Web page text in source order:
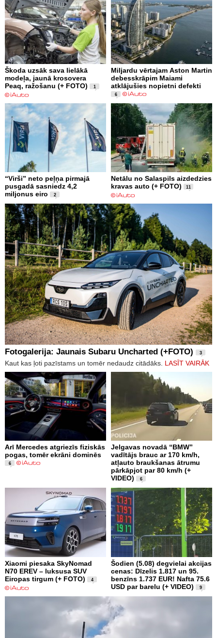
Škoda uzsāk sava lielākā
modeļa, jaunā krosovera
Peaq, ražošanu (+ FOTO)
1
Miljardu vērtajam Aston Martin
debesskrāpim Maiami
atklājušies nopietni defekti
6
“Virši” neto peļņa pirmajā
pusgadā sasniedz 4,2
miljonus eiro
2
Netālu no Salaspils aizdedzies
kravas auto (+ FOTO)
11
Fotogalerija: Jaunais Subaru Uncharted (+FOTO) 3
Kaut kas ļoti pazīstams un tomēr nedaudz citādāks. LASĪT VAIRĀK
Arī Mercedes atgriezīs fiziskās
pogas, tomēr ekrāni dominēs
6
Jelgavas novadā “BMW”
vadītājs brauc ar 170 km/h,
atļauto braukšanas ātrumu
pārkāpjot par 80 km/h (+
VIDEO)
6
Xiaomi piesaka SkyNomad
N70 EREV – luksusa SUV
Eiropas tirgum (+ FOTO)
4
Šodien (5.08) degvielai akcijas
cenas: Dīzelis 1.817 un 95.
benzīns 1.737 EUR! Nafta 75.6
USD par barelu (+ VIDEO)
9